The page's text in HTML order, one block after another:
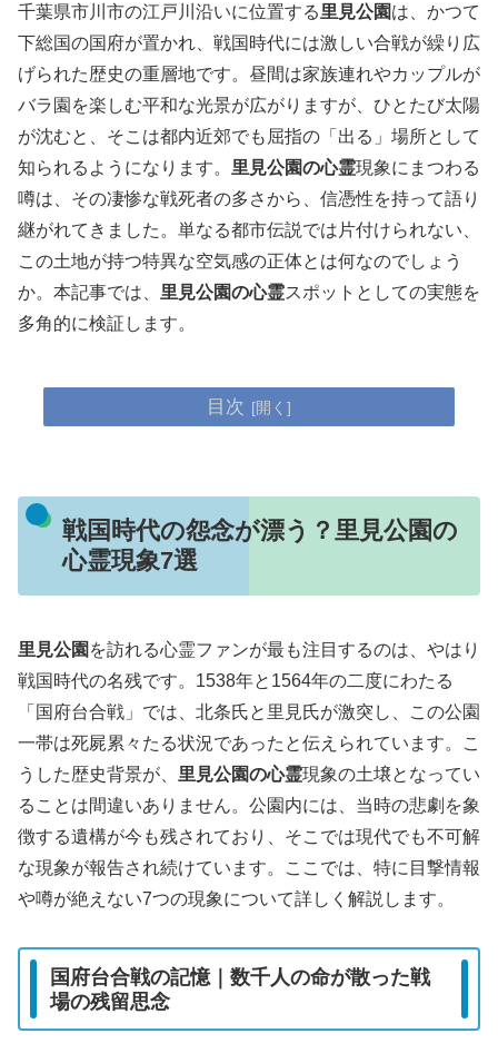
千葉県市川市の江戸川沿いに位置する里見公園は、かつて
下総国の国府が置かれ、戦国時代には激しい合戦が繰り広
げられた歴史の重層地です。昼間は家族連れやカップルが
バラ園を楽しむ平和な光景が広がりますが、ひとたび太陽
が沈むと、そこは都内近郊でも屈指の「出る」場所として
知られるようになります。 里見公園の心霊現象にまつわる
噂は、その凄惨な戦死者の多さから、信憑性を持って語り
継がれてきました。単なる都市伝説では片付けられない、
この土地が持つ特異な空気感の正体とは何なのでしょう
か。本記事では、 里見公園の心霊スポットとしての実態を
多角的に検証します。
目次
戦国時代の怨念が漂う？里見公園の
心霊現象7選
里見公園 を訪れる心霊ファンが最も注目するのは、やはり
戦国時代の名残です。1538年と1564年の二度にわたる
「国府台合戦」では、北条氏と里見氏が激突し、この公園
一帯は死屍累々たる状況であったと伝えられています。こ
うした歴史背景が、 里見公園の心霊現象の土壌となってい
ることは間違いありません。公園内には、当時の悲劇を象
徴する遺構が今も残されており、そこでは現代でも不可解
な現象が報告され続けています。ここでは、特に目撃情報
や噂が絶えない7つの現象について詳しく解説します。
国府台合戦の記憶｜数千人の命が散った戦
場の残留思念